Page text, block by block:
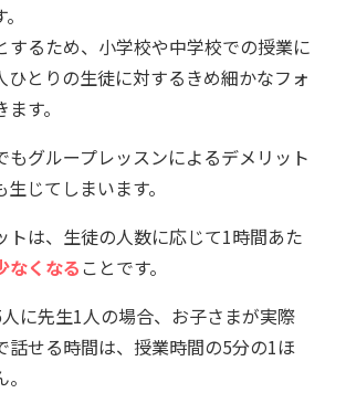
するため、小学校や中学校での授業に
ひとりの生徒に対するきめ細かなフォ
す。
もグループレッスンによるデメリット
じてしまいます。
トは、生徒の人数に応じて1時間あた
なくなる ことです。
に先生1人の場合、お子さまが実際
話せる時間は、授業時間の5分の1ほ